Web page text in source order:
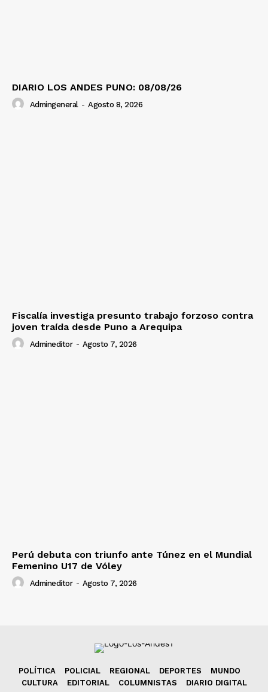
DIARIO LOS ANDES PUNO: 08/08/26
Admingeneral - Agosto 8, 2026
Fiscalía investiga presunto trabajo forzoso contra
joven traída desde Puno a Arequipa
Admineditor - Agosto 7, 2026
Perú debuta con triunfo ante Túnez en el Mundial
Femenino U17 de Vóley
Admineditor - Agosto 7, 2026
POLÍTICA POLICIAL REGIONAL DEPORTES
MUNDO
CULTURA
EDITORIAL COLUMNISTAS DIARIO DIGITAL